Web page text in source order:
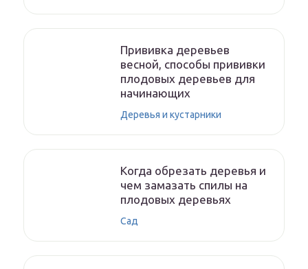
Прививка деревьев
весной, способы прививки
плодовых деревьев для
начинающих
Деревья и кустарники
Когда обрезать деревья и
чем замазать спилы на
плодовых деревьях
Сад